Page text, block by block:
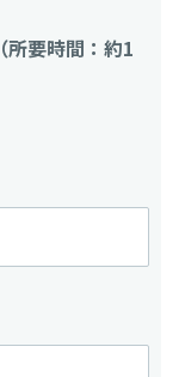
所要時間：約1